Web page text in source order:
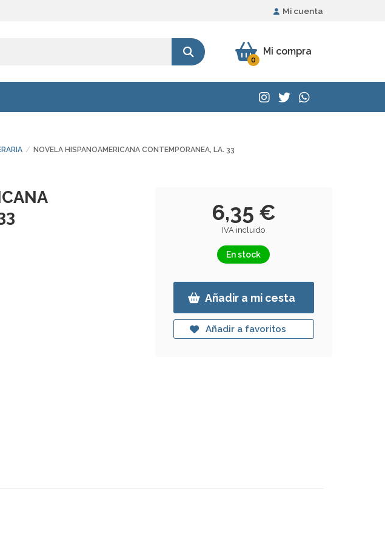
Mi cuenta
Mi compra
0
NOVELA HISPANOAMERICANA CONTEMPORANEA, LA. 33
6,35 €
IVA incluido
En stock
Añadir a mi cesta
Añadir a favoritos